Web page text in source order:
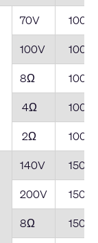
70V
1000
100V
1000
8Ω
1000
4Ω
1000
2Ω
1000
140V
1500
200V
1500
8Ω
1500